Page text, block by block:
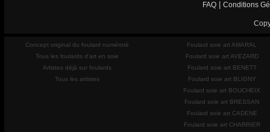
FAQ Conditions
Concept original du foulard numéroté
Tous les foulards d'art en soie
Artistes déjà sur foulards
Tous les artistes
Foulard soie art AMARAL
Foulard soie art AVEZARD
Foulard soie art BENETT
Foulard soie art BLIGNY
Foulard soie art BOUCHEIX
Foulard soie art BRESSAN
Foulard soie art CADENE
Foulard soie art CHARRIER